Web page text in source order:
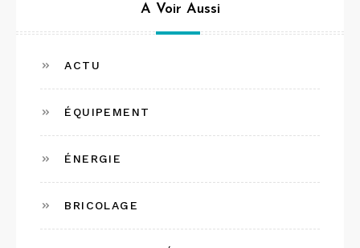
A Voir Aussi
ACTU
ÉQUIPEMENT
ÉNERGIE
BRICOLAGE